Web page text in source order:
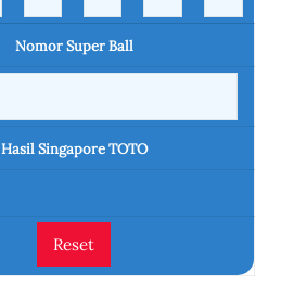
Nomor Super Ball
Hasil Singapore TOTO